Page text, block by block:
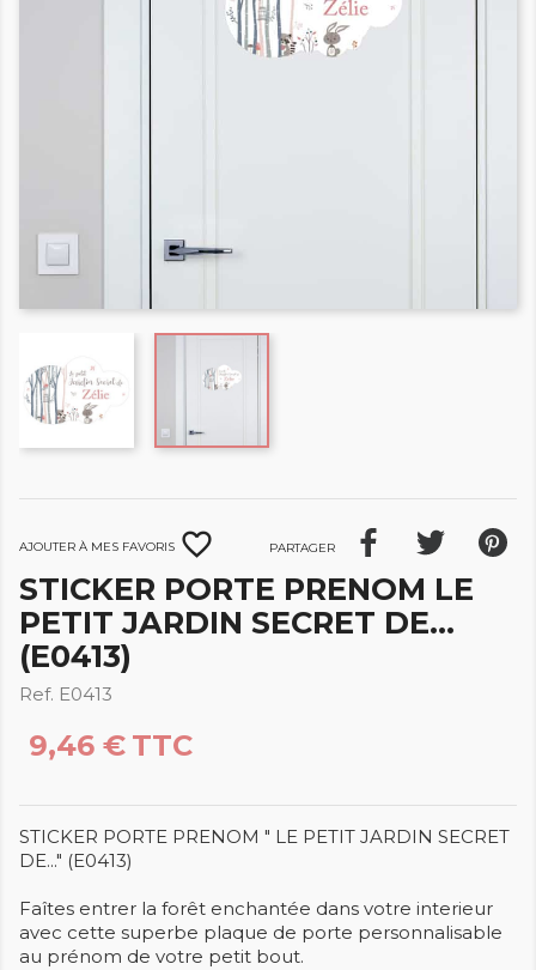
Ajouter à mes favoris favorite_border Partager
STICKER PORTE PRENOM LE
PETIT JARDIN SECRET DE...
(E0413)
Ref. E0413
9,46 € TTC
STICKER PORTE PRENOM " LE PETIT JARDIN SECRET
DE..." (E0413)
Faîtes entrer la forêt enchantée dans votre interieur
avec cette superbe plaque de porte personnalisable
au prénom de votre petit bout.